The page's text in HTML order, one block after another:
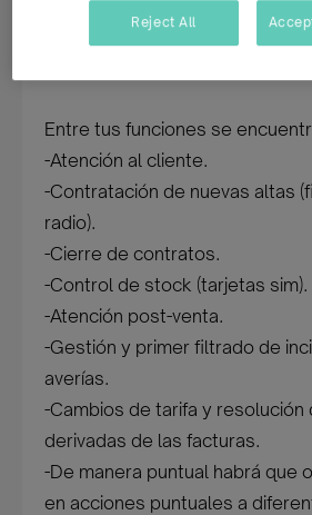
punto de venta y post-venta en
una importante empresa de
Entre tus funciones se
-Atención al cliente.
-Contratación de nuevas altas
radio).
-Cierre de contratos.
-Control de stock (tarjetas sim).
-Atención post-venta.
-Gestión y primer filtrado de
averías.
-Cambios de tarifa y resolución
derivadas de las facturas.
-De manera puntual habrá que
en acciones puntuales a
Reject All